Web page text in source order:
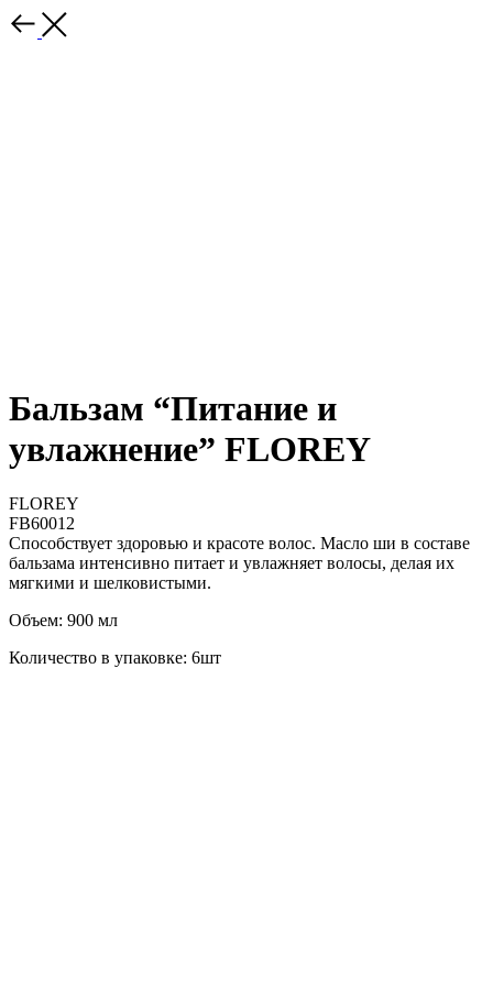
Бальзам “Питание и
увлажнение” FLOREY
FLOREY
FB60012
Способствует здоровью и красоте волос. Масло ши в составе
бальзама интенсивно питает и увлажняет волосы, делая их
мягкими и шелковистыми.
Объем: 900 мл
Количество в упаковке: 6шт